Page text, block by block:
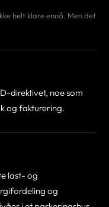
helt klare ennå. Men det
direktivet, noe som
og fakturering.
last- og
og